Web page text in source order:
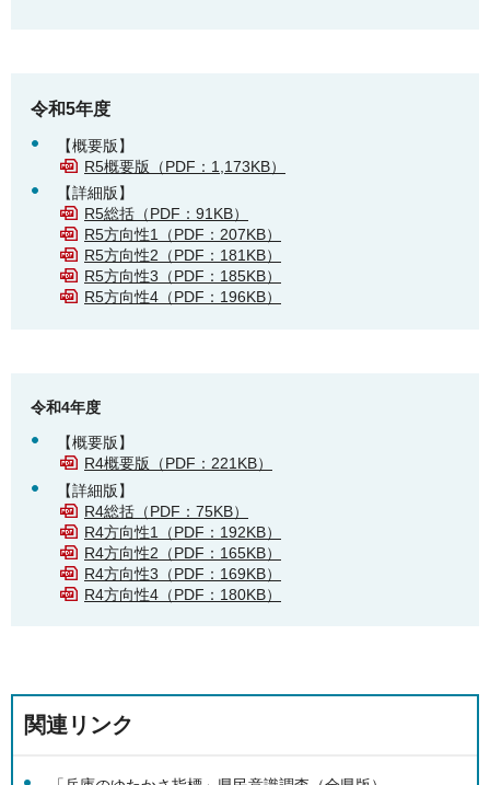
令和5年度
【概要版】
R5概要版（PDF：1,173KB）
【詳細版】
R5総括（PDF：91KB）
R5方向性1（PDF：207KB）
R5方向性2（PDF：181KB）
R5方向性3（PDF：185KB）
R5方向性4（PDF：196KB）
令和4年度
【概要版】
R4概要版（PDF：221KB）
【詳細版】
R4総括（PDF：75KB）
R4方向性1（PDF：192KB）
R4方向性2（PDF：165KB）
R4方向性3（PDF：169KB）
R4方向性4（PDF：180KB）
関連リンク